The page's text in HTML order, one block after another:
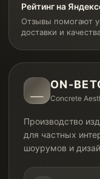
Рейтинг на
Отзывы помогают
доставки и
ON-
Concrete
Производство
для частных
шоурумов и